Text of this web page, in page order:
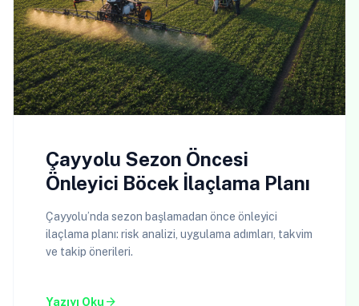
Çayyolu Sezon Öncesi
Önleyici Böcek İlaçlama Planı
Çayyolu’nda sezon başlamadan önce önleyici
ilaçlama planı: risk analizi, uygulama adımları, takvim
ve takip önerileri.
Yazıyı Oku arrow_forward